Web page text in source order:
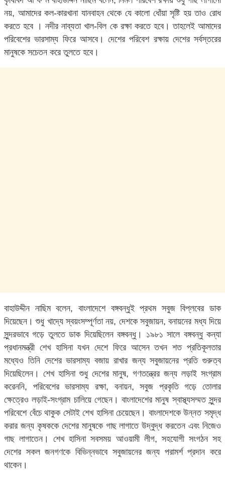
নয়, আমাদের কল-কারখানা যানবাহন থেকে যে কালো ধোঁয়া সৃষ্টি হয় তাও রোধ
করতে হবে । নদীর নাব্যতা খাল-বিল কে রক্ষা করতে হবে। তাহলেই আমাদের
পরিবেশের ভারসাম্য ফিরে আসবে। দেশের পরিবেশ রক্ষায় দেশের সর্বস্তরের
মানুষকে সচেতন করে তুলতে হবে।
বাহাউদ্দীন নাছিম বলেন, বাংলাদেশে বঙ্গবন্ধুই প্রথম সবুজ বিপ্লবের ডাক
দিয়েছেন। শুধু খাদ্যে স্বয়ংসম্পূর্ণতা নয়, দেশকে সবুজায়ন, বনায়নের মধ্য দিয়ে
সুন্দরভাবে গড়ে তুলতে ডাক দিয়েছিলেন বঙ্গবন্ধু। ১৯৮১ সালে বঙ্গবন্ধু কন্যা
প্রধানমন্ত্রী শেখ হাসিনা যখন দেশে ফিরে আসেন তখন শত প্রতিকূলতার
মধ্যেও তিনি দেশের ভারসাম্য বজায় রাখার জন্য সবুজায়নের প্রতি গুরুত্ব
দিয়েছিলেন। শেখ হাসিনা শুধু দেশের মানুষ, গণতন্ত্রের জন্য লড়াই সংগ্রাম
করেননি, পরিবেশের ভারসাম্য রক্ষা, বনায়ন, সবুজ প্রকৃতি গড়ে তোলার
ক্ষেত্রেও লড়াই-সংগ্রাম চালিয়ে গেছেন। বাংলাদেশের মানুষ স্বাস্থ্যসম্মত সুন্দর
পরিবেশে বেঁচে থাকুক সেটাই শেখ হাসিনা চেয়েছেন। বাংলাদেশকে উন্নত সমৃদ্ধ
করার জন্য কৃষককে দেশের মানুষকে গাছ লাগাতে উদ্বুদ্ধ করতেন এবং নিজেও
গাছ লাগাতেন। শেখ হাসিনা সবসময় আওয়ামী লীগ, সহযোগী সংগঠন সহ
দেশের সকল জনগণকে বিভিন্নভাবে সবুজায়নের জন্য পরামর্শ প্রদান করে
থাকেন‌।